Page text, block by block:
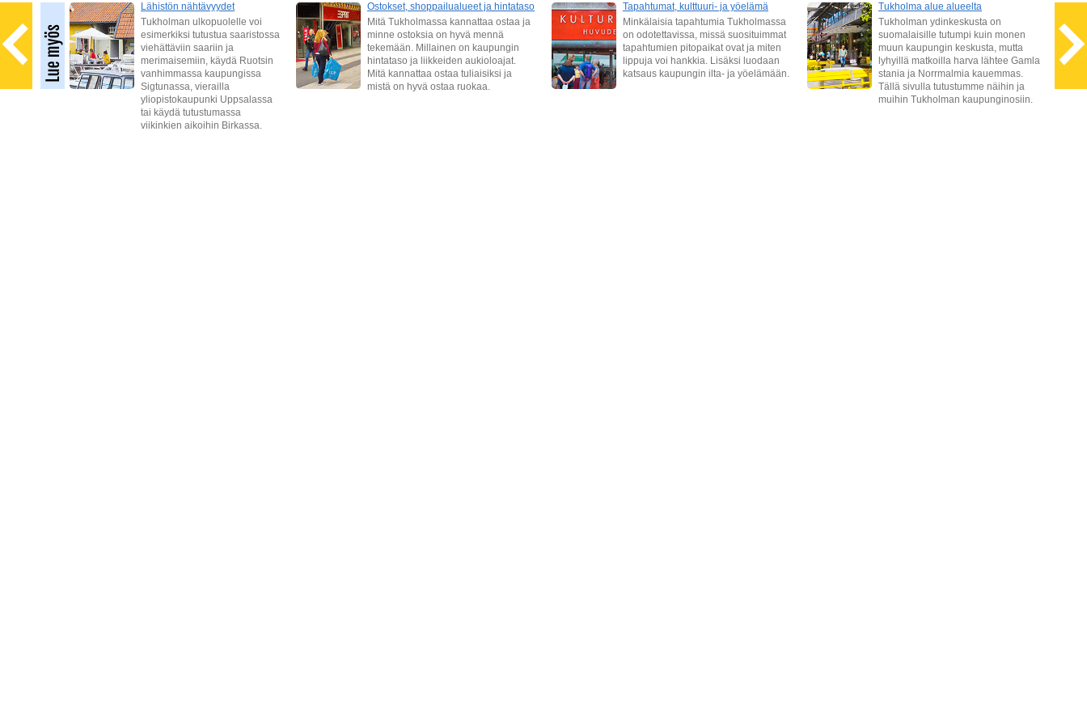
Lähistön nähtävyydet
Tukholman ulkopuolelle voi
esimerkiksi tutustua saaristossa
viehättäviin saariin ja
merimaisemiin, käydä Ruotsin
vanhimmassa kaupungissa
Sigtunassa, vierailla
yliopistokaupunki Uppsalassa
tai käydä tutustumassa
viikinkien aikoihin Birkassa.
Ostokset, shoppailualueet ja hintataso
Mitä Tukholmassa kannattaa ostaa ja
minne ostoksia on hyvä mennä
tekemään. Millainen on kaupungin
hintataso ja liikkeiden aukioloajat.
Mitä kannattaa ostaa tuliaisiksi ja
mistä on hyvä ostaa ruokaa.
Tapahtumat, kulttuuri- ja yöelämä
Minkälaisia tapahtumia Tukholmassa
on odotettavissa, missä suosituimmat
tapahtumien pitopaikat ovat ja miten
lippuja voi hankkia. Lisäksi luodaan
katsaus kaupungin ilta- ja yöelämään.
Tukholma alue alueelta
Tukholman ydinkeskusta on
suomalaisille tutumpi kuin monen
muun kaupungin keskusta, mutta
lyhyillä matkoilla harva lähtee Gamla
stania ja Norrmalmia kauemmas.
Tällä sivulla tutustumme näihin ja
muihin Tukholman kaupunginosiin.